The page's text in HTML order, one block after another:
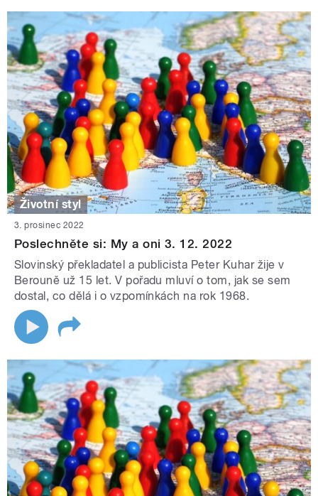
Životní styl
3. prosinec 2022
Poslechněte si: My a oni 3. 12. 2022
Slovinský překladatel a publicista Peter Kuhar žije v
Berouně už 15 let. V pořadu mluví o tom, jak se sem
dostal, co dělá i o vzpomínkách na rok 1968.